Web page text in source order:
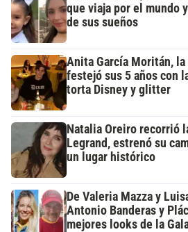
que viaja por el mundo
de sus sueños
Anita García Moritán,
festejó sus 5 años con
torta Disney y glitter
Natalia Oreiro recorrió
Legrand, estrenó su
un lugar histórico
De Valeria Mazza y
Antonio Banderas y
mejores looks de la